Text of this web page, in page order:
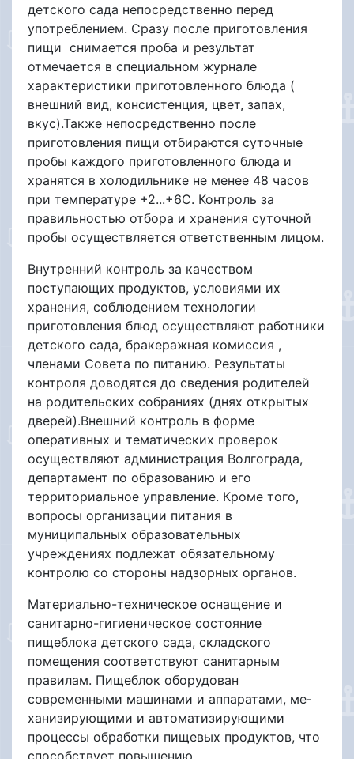
детского сада непосредственно перед
употреблением. Сразу после приготовления
пищи снимается проба и результат
отмечается в специальном журнале
характеристики приготовленного блюда (
внешний вид, консистенция, цвет, запах,
вкус).Также непосредственно после
приготовления пищи отбираются суточные
пробы каждого приготовленного блюда и
хранятся в холодильнике не менее 48 часов
при температуре +2...+6С. Контроль за
правильностью отбора и хранения суточной
пробы осуществляется ответственным лицом.
Внутренний контроль за качеством
поступающих продуктов, условиями их
хранения, соблюдением технологии
приготовления блюд осуществляют работники
детского сада, бракеражная комиссия ,
членами Совета по питанию. Результаты
контроля доводятся до сведения родителей
на родительских собраниях (днях открытых
дверей).Внешний контроль в форме
оперативных и тематических проверок
осуществляют администрация Волгограда,
департамент по образованию и его
территориальное управление. Кроме того,
вопросы организации питания в
муниципальных образовательных
учреждениях подлежат обязательному
контролю со стороны надзорных органов.
Материально-техническое оснащение и
санитарно-гигиеническое состояние
пищеблока детского сада, складского
помещения соответствуют санитарным
правилам. Пищеблок оборудован
современными машинами и аппаратами, ме­
ханизирующими и автоматизирующими
процессы обработки пищевых продуктов, что
способствует повышению